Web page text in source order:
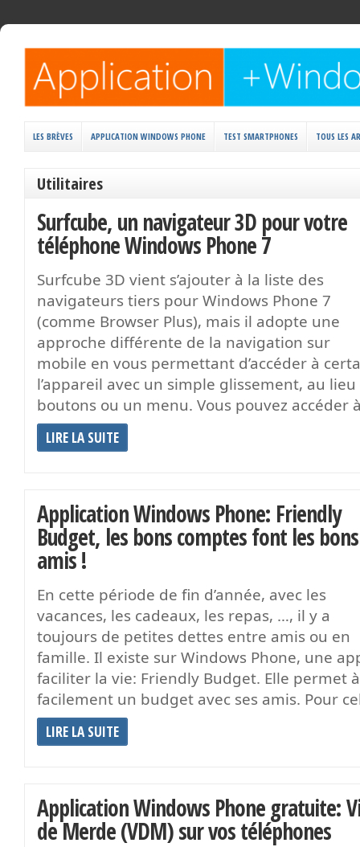
LES BRÈVES APPLICATION WINDOWS PHONE TEST SMARTPHONES TOUS LES
Utilitaires
Surfcube, un navigateur 3D pour votre
téléphone Windows Phone 7
Surfcube 3D vient s’ajouter à la liste des
navigateurs tiers pour Windows Phone 7
(comme Browser Plus), mais il adopte une
approche différente de la navigation sur
mobile en vous permettant d’accéder à
l’appareil avec un simple glissement, au
boutons ou un menu. Vous pouvez accéder
LIRE LA SUITE
Application Windows Phone: Friendly
Budget, les bons comptes font les bons
amis !
En cette période de fin d’année, avec les
vacances, les cadeaux, les repas, …, il y a
toujours de petites dettes entre amis ou en
famille. Il existe sur Windows Phone, une
faciliter la vie: Friendly Budget. Elle permet
facilement un budget avec ses amis. Pour
LIRE LA SUITE
Application Windows Phone gratuite:
de Merde (VDM) sur vos téléphones